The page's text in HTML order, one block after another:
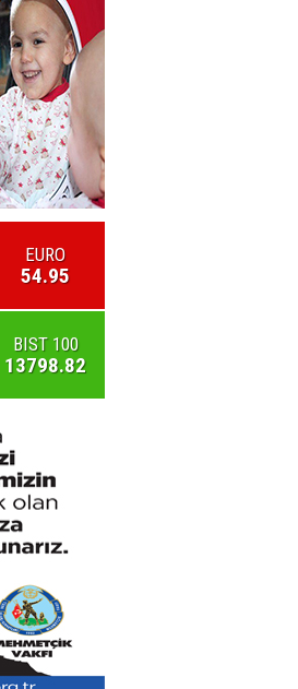
EURO
54.95
BIST 100
13798.82